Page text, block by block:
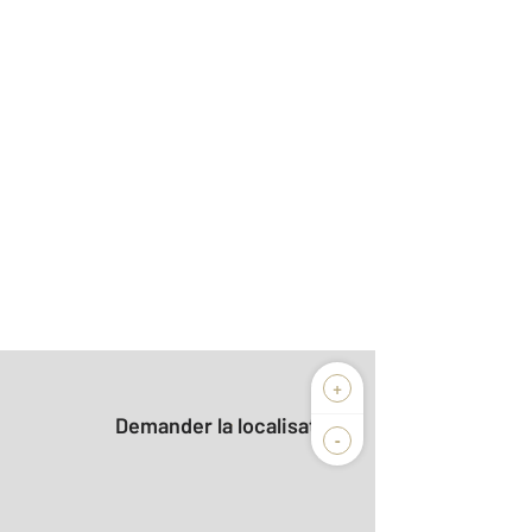
+
-
Demander la localisation